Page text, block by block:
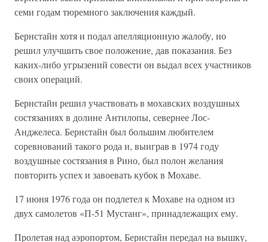
семи годам тюремного заключения каждый.
Бернстайн хотя и подал апелляционную жалобу, но
решил улучшить свое положение, дав показания. Без
каких-либо угрызений совести он выдал всех участников
своих операций.
Бернстайн решил участвовать в мохавских воздушных
состязаниях в долине Антилопы, севернее Лос-
Анджелеса. Бернстайн был большим любителем
соревнований такого рода и, выиграв в 1974 году
воздушные состязания в Рино, был полон желания
повторить успех и завоевать кубок в Мохаве.
17 июня 1976 года он подлетел к Мохаве на одном из
двух самолетов «П-51 Мустанг», принадлежащих ему.
Пролетая над аэропортом, Бернстайн передал на вышку,